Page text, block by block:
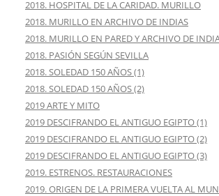
2018. HOSPITAL DE LA CARIDAD. MURILLO
2018. MURILLO EN ARCHIVO DE INDIAS
2018. MURILLO EN PARED Y ARCHIVO DE
2018. PASIÓN SEGÚN SEVILLA
2018. SOLEDAD 150 AÑOS (1)
2018. SOLEDAD 150 AÑOS (2)
2019 ARTE Y MITO
2019 DESCIFRANDO EL ANTIGUO EGIPTO (1)
2019 DESCIFRANDO EL ANTIGUO EGIPTO (2)
2019 DESCIFRANDO EL ANTIGUO EGIPTO (3)
2019. ESTRENOS. RESTAURACIONES
2019. ORIGEN DE LA PRIMERA VUELTA AL